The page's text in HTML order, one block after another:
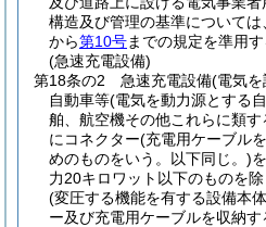
構造及び管理の基準については
から第10号までの規定を準用す
(急速充電設備)
第18条の2
急速充電設備(電気
自動車等(電気を動力源とする
舶、航空機その他これらに類
にコネクター(充電用ケーブル
めのものをいう。以下同じ。)
力20キロワット以下のものを
(変圧する機能を有する設備本
ー及び充電用ケーブルを収納